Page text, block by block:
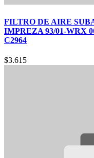
FILTRO DE AIRE
IMPREZA 93/01-WRX
C2964
$3.615